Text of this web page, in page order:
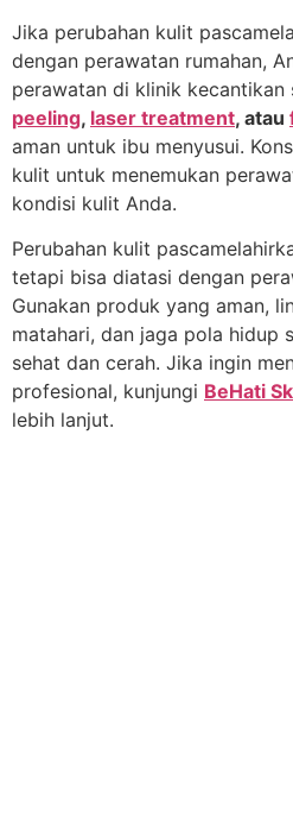
Jika perubahan kulit
dengan perawatan rumahan,
perawatan di klinik kecantikan
peeling, laser treatment, atau
aman untuk ibu menyusui.
kulit untuk menemukan
kondisi kulit Anda.
Perubahan kulit
tetapi bisa diatasi dengan
Gunakan produk yang aman,
matahari, dan jaga pola hidup
sehat dan cerah. Jika ingin
profesional, kunjungi BeHati
lebih lanjut.